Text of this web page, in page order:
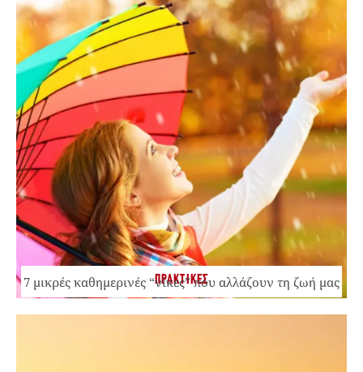
ΠΡΑΚΤΙΚΕΣ
7 μικρές καθημερινές “νίκες” που αλλάζουν τη ζωή μας